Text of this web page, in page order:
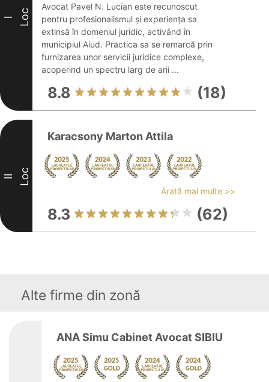
I Loc
Avocat Pavel N. Lucian este recunoscut
pentru profesionalismul și experiența sa
extinsă în domeniul juridic, activând în
municipiul Aiud. Practica sa se remarcă prin
furnizarea unor servicii juridice complexe,
acoperind un spectru larg de arii ...
8.8 (18)
II Loc
Karacsony Marton Attila
Arată mai multe >>
8.3 (62)
Alte firme din zonă
ANA Simu Cabinet Avocat SIBIU